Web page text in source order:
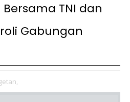
TNI dan
Gabungan